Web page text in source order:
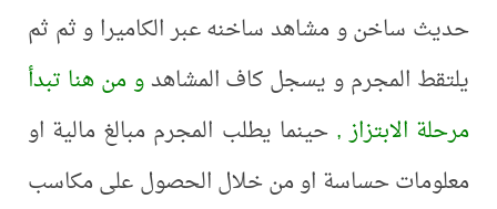
حديث ساخن و مشاهد ساخنه عبر الكاميرا و ثم ثم
يلتقط المجرم و يسجل كاف المشاهدو من هنا تبدأ
مرحلة الابتزاز , حينما يطلب المجرم مبالغ مالية او
معلومات حساسة او من خلال الحصول على مكاسب